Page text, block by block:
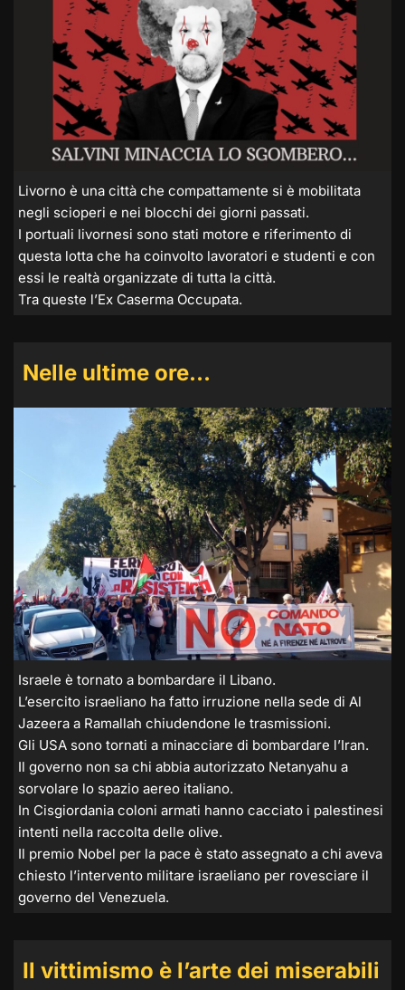
Livorno è una città che compattamente si è mobilitata
negli scioperi e nei blocchi dei giorni passati.
I portuali livornesi sono stati motore e riferimento di
questa lotta che ha coinvolto lavoratori e studenti e con
essi le realtà organizzate di tutta la città.
Tra queste l’Ex Caserma Occupata.
Nelle ultime ore…
Israele è tornato a bombardare il Libano.
L’esercito israeliano ha fatto irruzione nella sede di Al
Jazeera a Ramallah chiudendone le trasmissioni.
Gli USA sono tornati a minacciare di bombardare l’Iran.
Il governo non sa chi abbia autorizzato Netanyahu a
sorvolare lo spazio aereo italiano.
In Cisgiordania coloni armati hanno cacciato i palestinesi
intenti nella raccolta delle olive.
Il premio Nobel per la pace è stato assegnato a chi aveva
chiesto l’intervento militare israeliano per rovesciare il
governo del Venezuela.
Il vittimismo è l’arte dei miserabili